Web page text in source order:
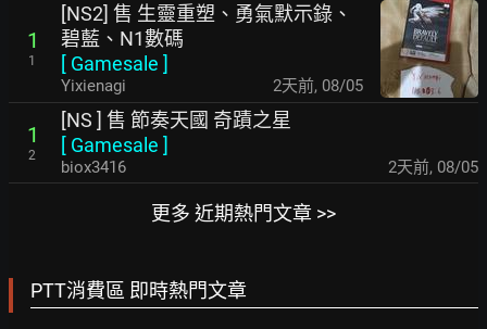
1
1
[NS2] 售 生靈重塑、勇氣默示錄、
碧藍、N1數碼
[ Gamesale ]
Yixienagi 2天前, 08/05
1
2
[NS ] 售 節奏天國 奇蹟之星
[ Gamesale ]
biox3416 2天前, 08/05
更多 近期熱門文章 >>
PTT消費區 即時熱門文章